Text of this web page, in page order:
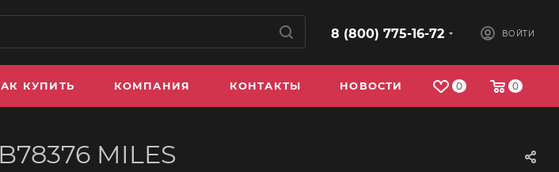
8 (800) 775-16-72 ВОЙТИ
0 0
КУПИТЬ КОМПАНИЯ КОНТАКТЫ НОВОСТИ
MILES